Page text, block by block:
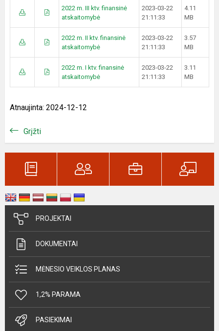
2022 m. III ktv. finansinė
atskaitomybė
2023-03-22
21:11:33
4.11
MB
2022 m. II ktv. finansinė
atskaitomybė
2023-03-22
21:11:33
3.57
MB
2022 m. I ktv. finansinė
atskaitomybė
2023-03-22
21:11:33
3.11
MB
Atnaujinta: 2024-12-12
Grįžti
PROJEKTAI
DOKUMENTAI
MĖNESIO VEIKLOS PLANAS
1,2% PARAMA
PASIEKIMAI